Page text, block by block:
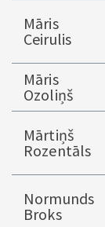
Māris
Ceirulis
Māris
Ozoliņš
Mārtiņš
Rozentāls
Normunds
Broks